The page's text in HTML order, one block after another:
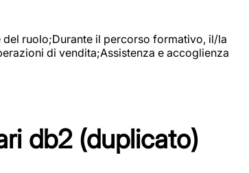
ruolo;Durante il percorso formativo, il/la
di vendita;Assistenza e accoglienza
db2 (duplicato)